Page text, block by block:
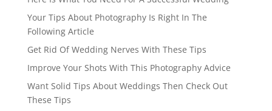
Your Tips About Photography Is Right In The
Following Article
Get Rid Of Wedding Nerves With These Tips
Improve Your Shots With This Photography Advice
Want Solid Tips About Weddings Then Check Out
These Tips